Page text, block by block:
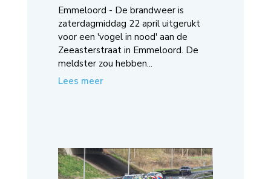
Emmeloord - De brandweer is
zaterdagmiddag 22 april uitgerukt
voor een 'vogel in nood' aan de
Zeeasterstraat in Emmeloord. De
meldster zou hebben...
Lees meer